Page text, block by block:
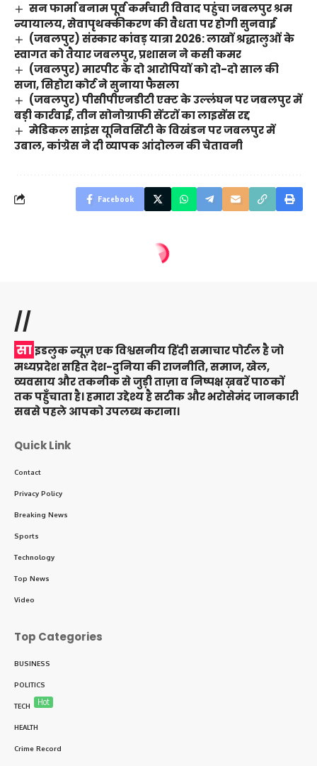
सन फार्मा बनाम पूर्व कर्मचारी विवाद पहुंचा जबलपुर श्रम
न्यायालय, सेवापृथक्कीकरण की वैधता पर होगी सुनवाई
(जबलपुर) संस्कार कांवड़ यात्रा 2026: लाखों श्रद्धालुओं के
स्वागत को तैयार जबलपुर, प्रशासन ने कसी कमर
(जबलपुर) मारपीट के दो आरोपियों को दो-दो साल की
सजा, सिहोरा कोर्ट ने सुनाया फैसला
(जबलपुर) पीसीपीएनडीटी एक्ट के उल्लंघन पर जबलपुर में
बड़ी कार्रवाई, तीन सोनोग्राफी सेंटरों का लाइसेंस रद्द
मेडिकल साइंस यूनिवर्सिटी के विखंडन पर जबलपुर में
उबाल, कांग्रेस ने दी व्यापक आंदोलन की चेतावनी
Facebook
//
साइडलुक न्यूज़ एक विश्वसनीय हिंदी समाचार पोर्टल है जो
मध्यप्रदेश सहित देश-दुनिया की राजनीति, समाज, खेल,
व्यवसाय और तकनीक से जुड़ी ताज़ा व निष्पक्ष ख़बरें पाठकों
तक पहुँचाता है। हमारा उद्देश्य है सटीक और भरोसेमंद जानकारी
सबसे पहले आपको उपलब्ध कराना।
Quick Link
Contact
Privacy Policy
Breaking News
Sports
Technology
Top News
Video
Top Categories
BUSINESS
POLITICS
TECH Hot
HEALTH
Crime Record